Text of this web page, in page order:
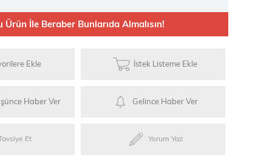
Ürün İle Beraber Bunlarıda Almalısın!
Ekle İstek Listeme Ekle
Haber Ver Gelince Haber Ver
Tavsiye Et Yorum Yaz